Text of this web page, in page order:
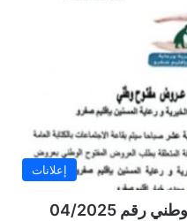
إعلانات
إعلان عن طلب عروض مفتوح وطني رقم 04/2025